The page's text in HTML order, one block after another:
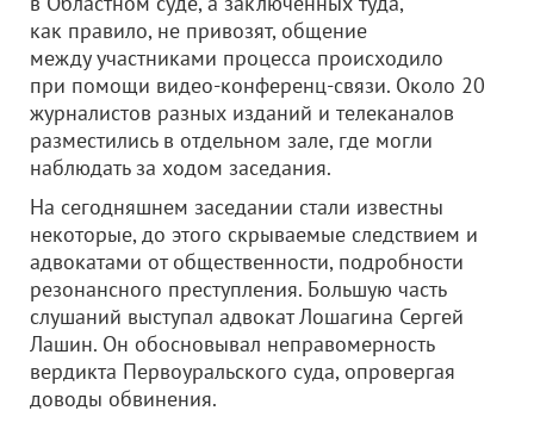
как правило, не привозят, общение
между участниками процесса происходило
при помощи видео-конференц-связи. Около 20
журналистов разных изданий и телеканалов
разместились в отдельном зале, где могли
наблюдать за ходом заседания.
На сегодняшнем заседании стали известны
некоторые, до этого скрываемые следствием и
адвокатами от общественности, подробности
резонансного преступления. Большую часть
слушаний выступал адвокат Лошагина Сергей
Лашин. Он обосновывал неправомерность
вердикта Первоуральского суда, опровергая
доводы обвинения.